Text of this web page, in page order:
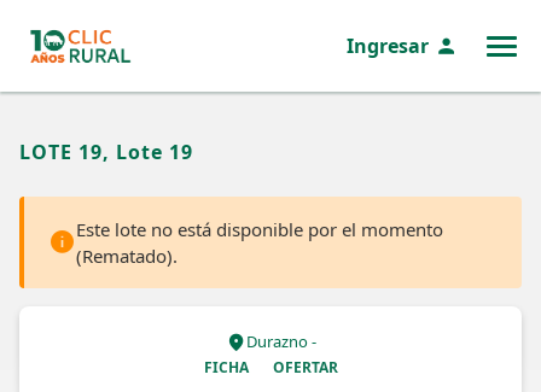
Ingresar
LOTE 19, Lote 19
Este lote no está disponible por el momento
(Rematado).
FICHA OFERTAR
Durazno -